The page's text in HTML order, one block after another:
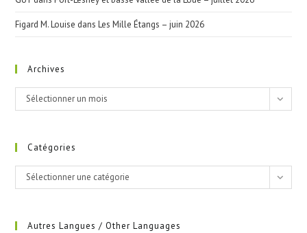
Figard M. Louise dansLes Mille Étangs – juin 2026
Archives
Archives
Sélectionner un mois
Catégories
Catégories
Sélectionner une catégorie
Autres Langues / Other Languages